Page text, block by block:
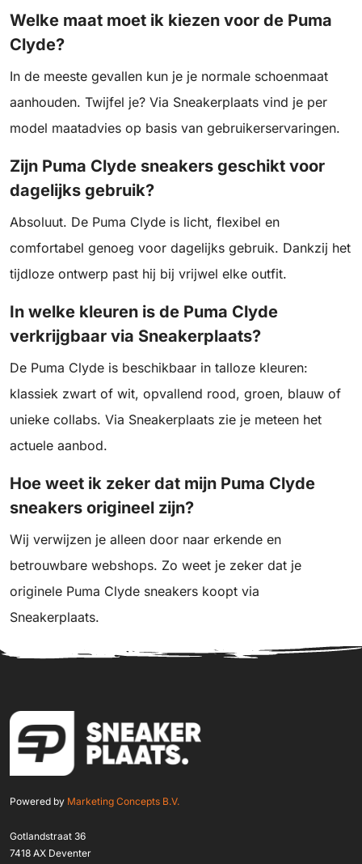
Welke maat moet ik kiezen voor de Puma
Clyde?
In de meeste gevallen kun je je normale schoenmaat
aanhouden. Twijfel je? Via Sneakerplaats vind je per
model maatadvies op basis van gebruikerservaringen.
Zijn Puma Clyde sneakers geschikt voor
dagelijks gebruik?
Absoluut. De Puma Clyde is licht, flexibel en
comfortabel genoeg voor dagelijks gebruik. Dankzij het
tijdloze ontwerp past hij bij vrijwel elke outfit.
In welke kleuren is de Puma Clyde
verkrijgbaar via Sneakerplaats?
De Puma Clyde is beschikbaar in talloze kleuren:
klassiek zwart of wit, opvallend rood, groen, blauw of
unieke collabs. Via Sneakerplaats zie je meteen het
actuele aanbod.
Hoe weet ik zeker dat mijn Puma Clyde
sneakers origineel zijn?
Wij verwijzen je alleen door naar erkende en
betrouwbare webshops. Zo weet je zeker dat je
originele Puma Clyde sneakers koopt via
Sneakerplaats.
Powered by Marketing Concepts B.V.
Gotlandstraat 36
7418 AX Deventer